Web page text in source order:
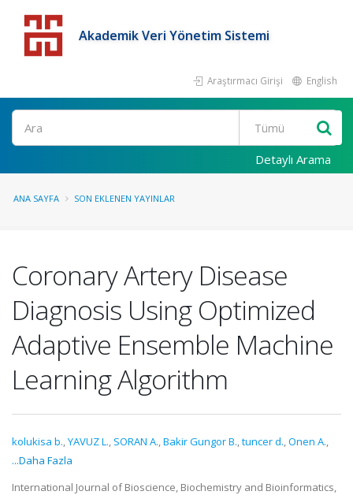
Akademik Veri Yönetim Sistemi
Araştırmacı Girişi English
Detaylı Arama
ANA SAYFA SON EKLENEN YAYINLAR
Coronary Artery Disease
Diagnosis Using Optimized
Adaptive Ensemble Machine
Learning Algorithm
kolukisa b.,YAVUZ L., SORAN A.,Bakir Gungor B.,tuncer d.,Onen A.,
...Daha Fazla
International Journal of Bioscience, Biochemistry and Bioinformatics,